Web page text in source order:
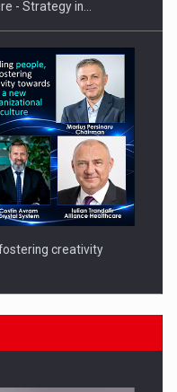
- Strategy in…
creativity